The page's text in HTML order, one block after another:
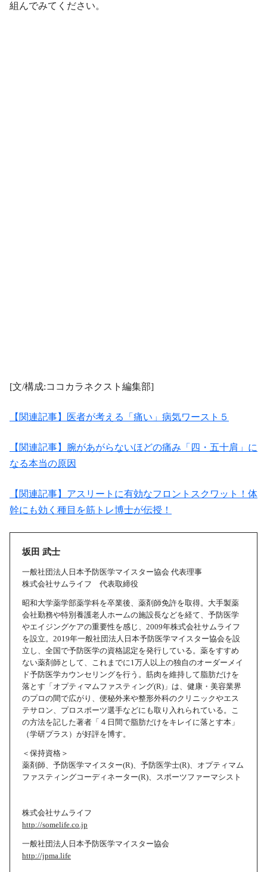
組んでみてください。
[文/構成:ココカラネクスト編集部]
【関連記事】医者が考える「痛い」病気ワースト５
【関連記事】腕があがらないほどの痛み「四・五十肩」に
なる本当の原因
【関連記事】アスリートに有効なフロントスクワット！体
幹にも効く種目を筋トレ博士が伝授！
坂田 武士
一般社団法人日本予防医学マイスター協会 代表理事
株式会社サムライフ 代表取締役
昭和大学薬学部薬学科を卒業後、薬剤師免許を取得。大手製薬
会社勤務や特別養護老人ホームの施設長などを経て、予防医学
やエイジングケアの重要性を感じ、2009年株式会社サムライフ
を設立。2019年一般社団法人日本予防医学マイスター協会を設
立し、全国で予防医学の資格認定を発行している。薬をすすめ
ない薬剤師として、これまでに1万人以上の独自のオーダーメイ
ド予防医学カウンセリングを行う。筋肉を維持して脂肪だけを
落とす「オプティマムファスティング(R)」は、健康・美容業界
のプロの間で広がり、便秘外来や整形外科のクリニックやエス
テサロン、プロスポーツ選手などにも取り入れられている。こ
の方法を記した著者「４日間で脂肪だけをキレイに落とす本」
（学研プラス）が好評を博す。
＜保持資格＞
薬剤師、予防医学マイスター(R)、予防医学士(R)、オプティマム
ファスティングコーディネーター(R)、スポーツファーマシスト
株式会社サムライフ
http://somelife.co.jp
一般社団法人日本予防医学マイスター協会
http://jpma.life